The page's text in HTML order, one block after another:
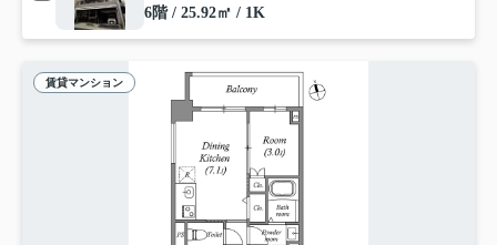
6階 / 25.92㎡ / 1K
賃貸マンション